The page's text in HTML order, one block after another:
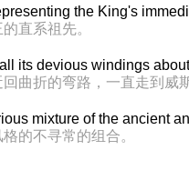
the King's
直系祖先。
its devious windings
曲折的弯路，一直走到威
mixture of the ancient
的不寻常的组合。